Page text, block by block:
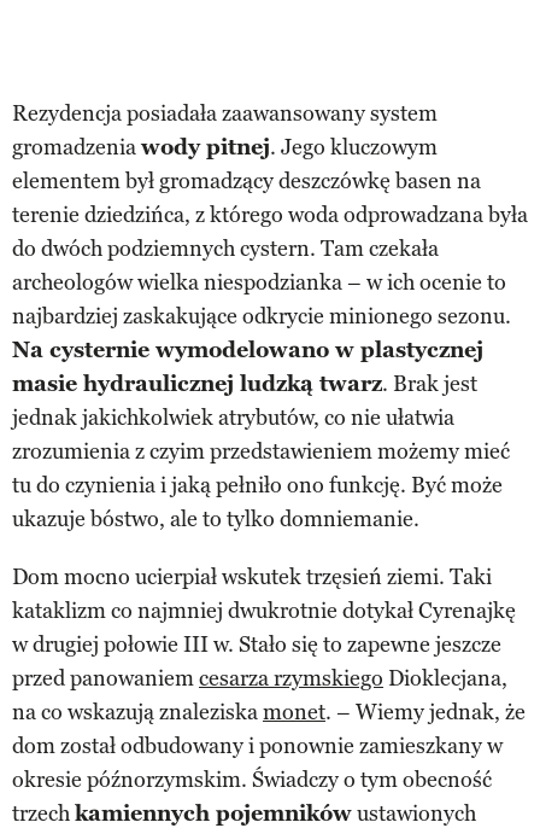
Rezydencja posiadała zaawansowany system
gromadzeniawody pitnej. Jego kluczowym
elementem był gromadzący deszczówkę basen na
terenie dziedzińca, z którego woda odprowadzana była
do dwóch podziemnych cystern. Tam czekała
archeologów wielka niespodzianka – w ich ocenie to
najbardziej zaskakujące odkrycie minionego sezonu.
Na cysternie wymodelowano w plastycznej
masie hydraulicznej ludzką twarz. Brak jest
jednak jakichkolwiek atrybutów, co nie ułatwia
zrozumienia z czyim przedstawieniem możemy mieć
tu do czynienia i jaką pełniło ono funkcję. Być może
ukazuje bóstwo, ale to tylko domniemanie.
Dom mocno ucierpiał wskutek trzęsień ziemi. Taki
kataklizm co najmniej dwukrotnie dotykał Cyrenajkę
w drugiej połowie III w. Stało się to zapewne jeszcze
przed panowaniemcesarza rzymskiego Dioklecjana,
na co wskazują znaleziskamonet. – Wiemy jednak, że
dom został odbudowany i ponownie zamieszkany w
okresie późnorzymskim. Świadczy o tym obecność
trzechkamiennych pojemnikówustawionych